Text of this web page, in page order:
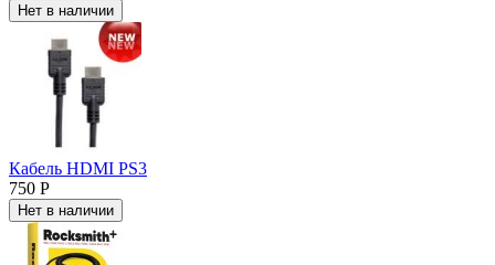
Нет в наличии
Кабель HDMI PS3
750 Р
Нет в наличии